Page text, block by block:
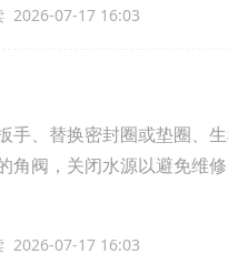
2026-07-17 16:03
手、替换密封圈或垫圈、
角阀，关闭水源以避免维
2026-07-17 16:03